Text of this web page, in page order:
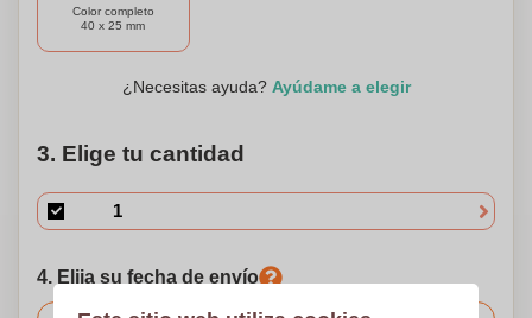
Color completo
40 x 25 mm
¿Necesitas ayuda? Ayúdame a elegir
3. Elige tu cantidad
4. Elija su fecha de envío